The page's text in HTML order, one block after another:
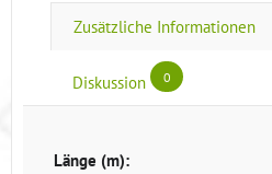
Zusätzliche Informationen
Diskussion 0
Länge (m):